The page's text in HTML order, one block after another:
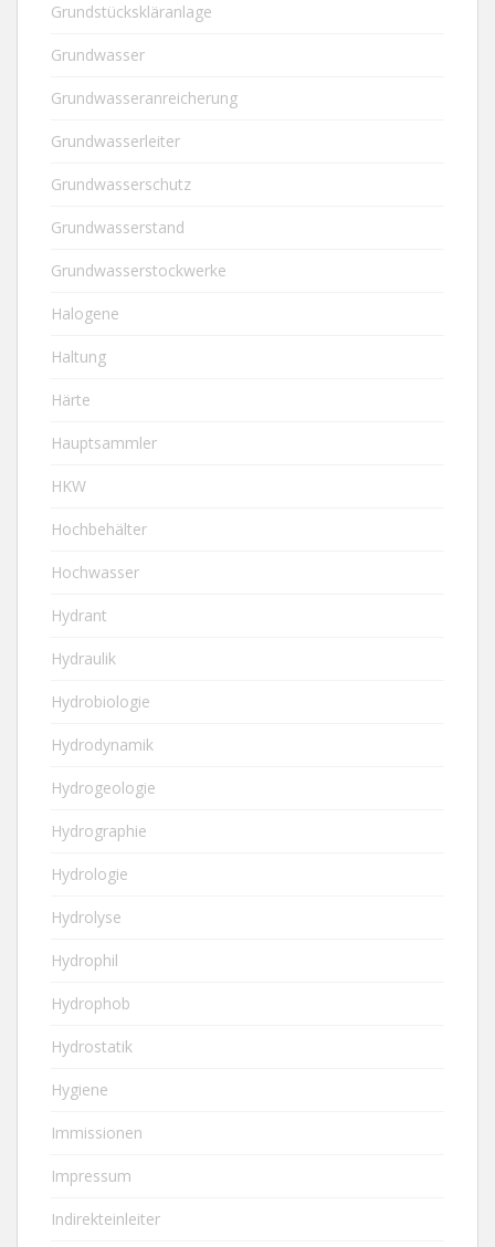
Grundstückskläranlage
Grundwasser
Grundwasseranreicherung
Grundwasserleiter
Grundwasserschutz
Grundwasserstand
Grundwasserstockwerke
Halogene
Haltung
Härte
Hauptsammler
HKW
Hochbehälter
Hochwasser
Hydrant
Hydraulik
Hydrobiologie
Hydrodynamik
Hydrogeologie
Hydrographie
Hydrologie
Hydrolyse
Hydrophil
Hydrophob
Hydrostatik
Hygiene
Immissionen
Impressum
Indirekteinleiter